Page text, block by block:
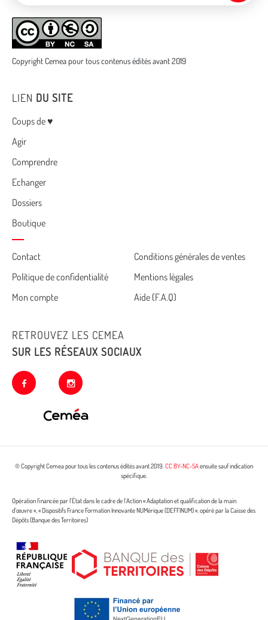
Copyright Cemea pour tous contenus édités avant 2019
LIEN DU SITE
Menu
Coups de ♥
Agir
Comprendre
Echanger
Dossiers
Boutique
Cemea
footer
Contact
Conditions générales de ventes
Politique de confidentialité
Mentions légales
Mon compte
Aide (F.A.Q)
RETROUVEZ LES CEMEA
SUR LES RÉSEAUX SOCIAUX
facebook instagram
© Copyright Cemea pour tous les contenus édités avant 2019.CC BY-NC-SAensuite sauf indication
spécifique.
Opération financée par l’État dans le cadre de l’Action « Adaptation et qualification de la main
d’œuvre », « Dispositifs France Formation Innovante NUMérique (DEFFINUM) », opéré par la Caisse des
Dépôts (Banque des Territoires)